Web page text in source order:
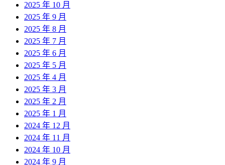
2025 年 10 月
2025 年 9 月
2025 年 8 月
2025 年 7 月
2025 年 6 月
2025 年 5 月
2025 年 4 月
2025 年 3 月
2025 年 2 月
2025 年 1 月
2024 年 12 月
2024 年 11 月
2024 年 10 月
2024 年 9 月